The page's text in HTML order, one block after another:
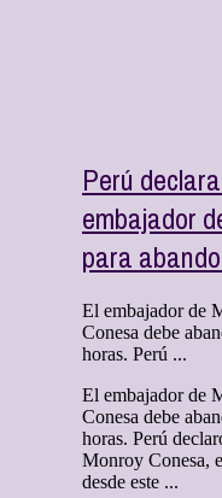
Perú
embajador
para
El embajador de
Conesa debe
horas. Perú ...
El embajador de
Conesa debe
horas. Perú
Monroy Conesa,
desde este ...